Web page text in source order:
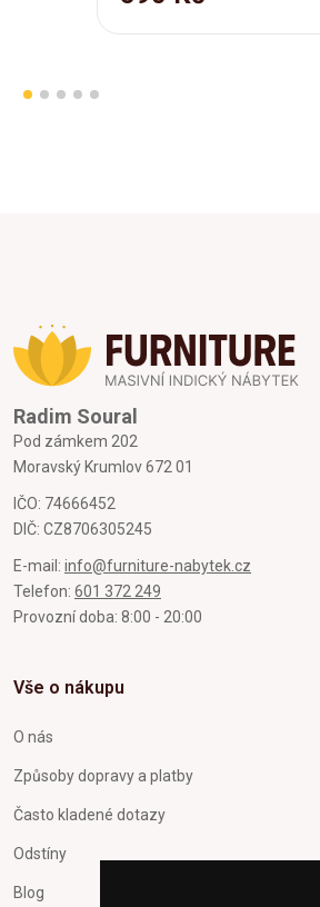
Radim Soural
Pod zámkem 202
Moravský Krumlov 672 01
IČO: 74666452
DIČ: CZ8706305245
E-mail: info@furniture-nabytek.cz
Telefon: 601 372 249
Provozní doba: 8:00 - 20:00
Vše o nákupu
O nás
Způsoby dopravy a platby
Často kladené dotazy
Odstíny
Blog